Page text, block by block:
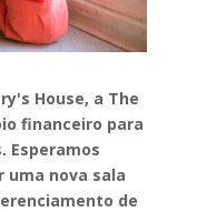
House, a The
financeiro para
Esperamos
uma nova sala
de